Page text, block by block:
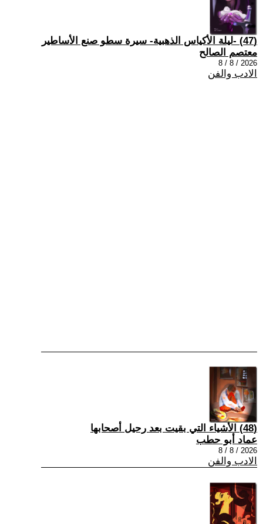
(47) -ليلة الأكياس الذهبية- سيرة سطو صنع الأساطير
معتصم الصالح
2026 / 8 / 8
الادب والفن
(48) الأشياء التي بقيت بعد رحيل أصحابها
عماد أبو حطب
2026 / 8 / 8
الادب والفن